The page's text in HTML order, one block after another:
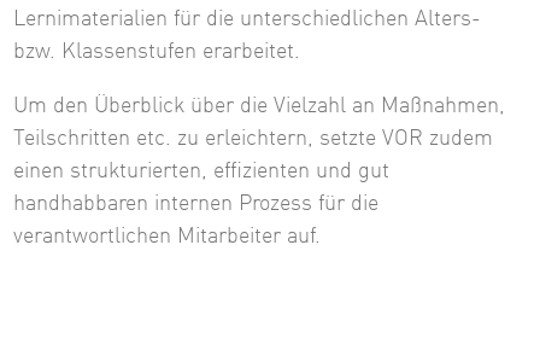
Lernimaterialien für die unterschiedlichen Alters-
bzw. Klassenstufen erarbeitet.
Um den Überblick über die Vielzahl an Maßnahmen,
Teilschritten etc. zu erleichtern, setzte VOR zudem
einen strukturierten, effizienten und gut
handhabbaren internen Prozess für die
verantwortlichen Mitarbeiter auf.